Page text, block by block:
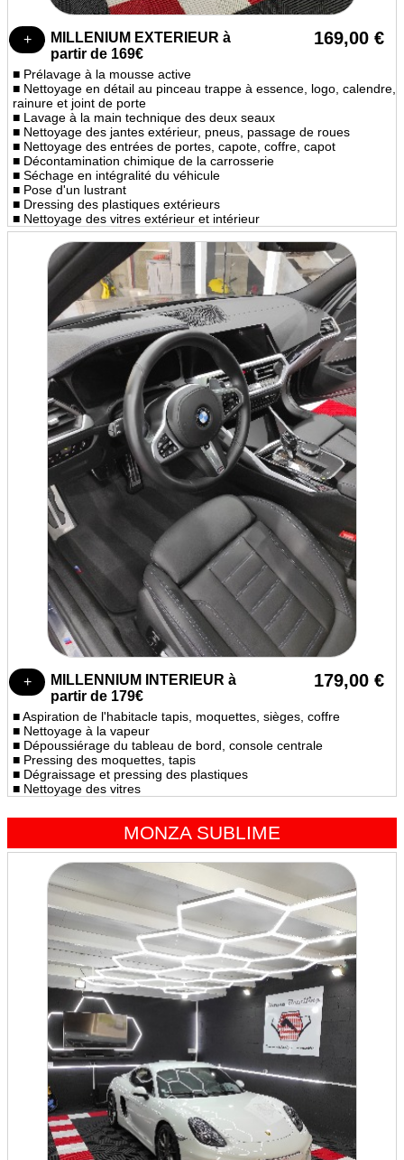
MILLENIUM EXTERIEUR à
partir de 169€
169,00 €
■ Prélavage à la mousse active
■ Nettoyage en détail au pinceau trappe à essence, logo, calendre,
rainure et joint de porte
■ Lavage à la main technique des deux seaux
■ Nettoyage des jantes extérieur, pneus, passage de roues
■ Nettoyage des entrées de portes, capote, coffre, capot
■ Décontamination chimique de la carrosserie
■ Séchage en intégralité du véhicule
■ Pose d'un lustrant
■ Dressing des plastiques extérieurs
■ Nettoyage des vitres extérieur et intérieur
MILLENNIUM INTERIEUR à
partir de 179€
179,00 €
■ Aspiration de l'habitacle tapis, moquettes, sièges, coffre
■ Nettoyage à la vapeur
■ Dépoussiérage du tableau de bord, console centrale
■ Pressing des moquettes, tapis
■ Dégraissage et pressing des plastiques
■ Nettoyage des vitres
MONZA SUBLIME